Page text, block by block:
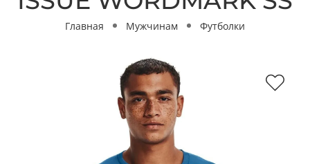
Главная Мужчинам Футболки